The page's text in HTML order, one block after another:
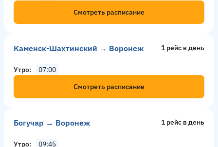
Смотреть расписание
Каменск-Шахтинский → Воронеж 1 рейс в день
Утро
07:00
Смотреть расписание
Богучар → Воронеж 1 рейс в день
Утро
09:45